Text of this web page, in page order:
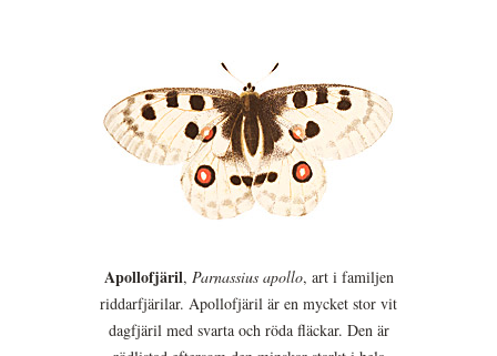
Apollofjäril, Parnassius apollo, art i familjen
riddarfjärilar. Apollofjäril är en mycket stor vit
dagfjäril med svarta och röda fläckar. Den är